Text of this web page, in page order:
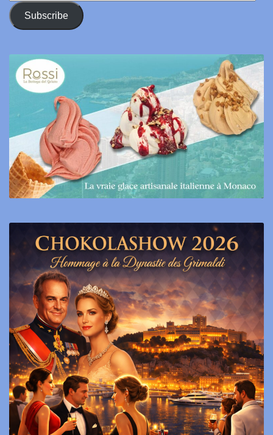
Address
Subscribe